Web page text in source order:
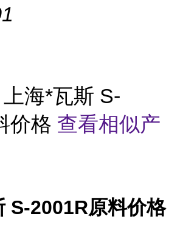
海*瓦斯 S-
价格 查看相似产
S-2001R原料价格